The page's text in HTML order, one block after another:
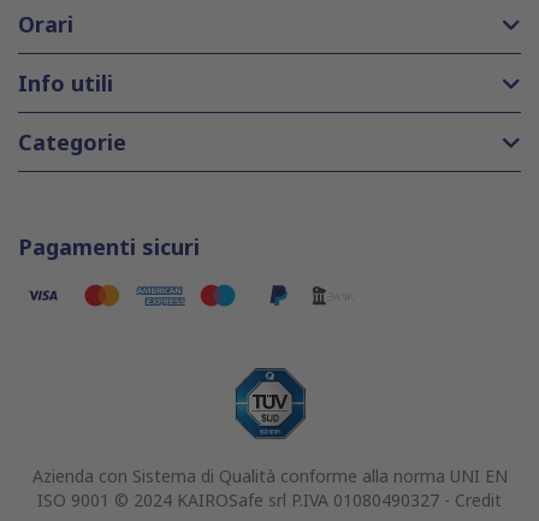
Orari
Info utili
Categorie
Pagamenti sicuri
Azienda con Sistema di Qualità conforme alla norma UNI EN
ISO 9001 © 2024 KAIROSafe srl P.IVA 01080490327 - Credit